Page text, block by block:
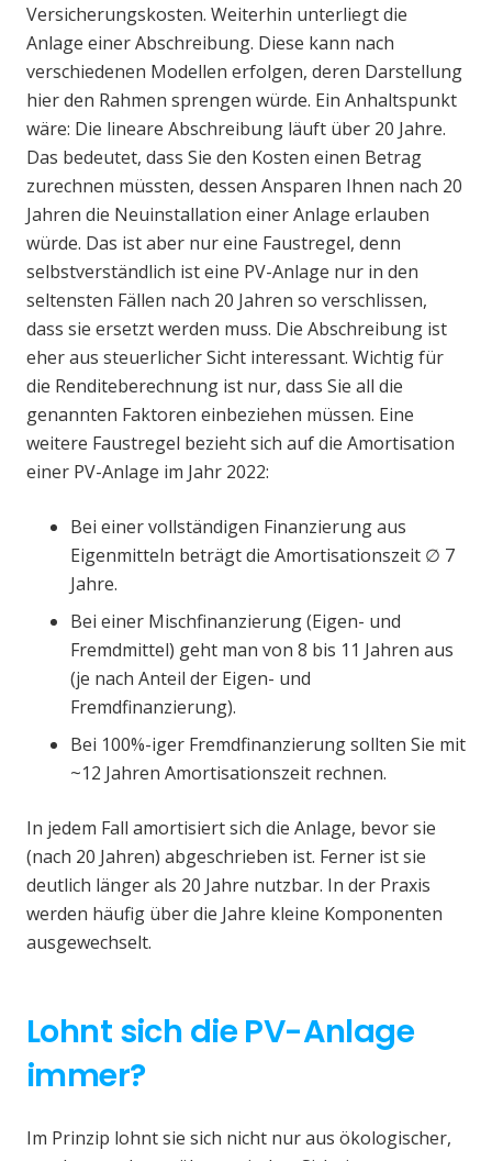
Versicherungskosten. Weiterhin unterliegt die
Anlage einer Abschreibung. Diese kann nach
verschiedenen Modellen erfolgen, deren Darstellung
hier den Rahmen sprengen würde. Ein Anhaltspunkt
wäre: Die lineare Abschreibung läuft über 20 Jahre.
Das bedeutet, dass Sie den Kosten einen Betrag
zurechnen müssten, dessen Ansparen Ihnen nach 20
Jahren die Neuinstallation einer Anlage erlauben
würde. Das ist aber nur eine Faustregel, denn
selbstverständlich ist eine PV-Anlage nur in den
seltensten Fällen nach 20 Jahren so verschlissen,
dass sie ersetzt werden muss. Die Abschreibung ist
eher aus steuerlicher Sicht interessant. Wichtig für
die Renditeberechnung ist nur, dass Sie all die
genannten Faktoren einbeziehen müssen. Eine
weitere Faustregel bezieht sich auf die Amortisation
einer PV-Anlage im Jahr 2022:
Bei einer vollständigen Finanzierung aus
Eigenmitteln beträgt die Amortisationszeit ∅ 7
Jahre.
Bei einer Mischfinanzierung (Eigen- und
Fremdmittel) geht man von 8 bis 11 Jahren aus
(je nach Anteil der Eigen- und
Fremdfinanzierung).
Bei 100%-iger Fremdfinanzierung sollten Sie mit
~12 Jahren Amortisationszeit rechnen.
In jedem Fall amortisiert sich die Anlage, bevor sie
(nach 20 Jahren) abgeschrieben ist. Ferner ist sie
deutlich länger als 20 Jahre nutzbar. In der Praxis
werden häufig über die Jahre kleine Komponenten
ausgewechselt.
Lohnt sich die PV-Anlage
immer?
Im Prinzip lohnt sie sich nicht nur aus ökologischer,